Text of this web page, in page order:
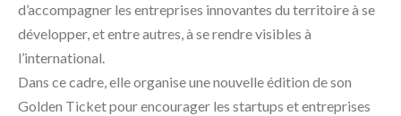
d’accompagner les entreprises innovantes du territoire à se
développer, et entre autres, à se rendre visibles à
l’international.
Dans ce cadre, elle organise une nouvelle édition de son
Golden Ticket pour encourager les startups et entreprises